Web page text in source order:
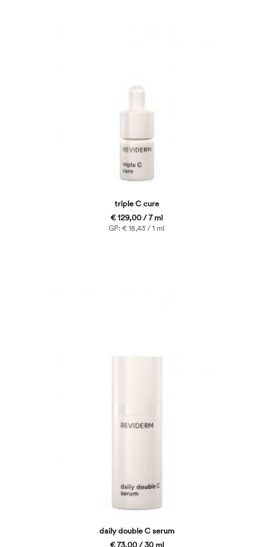
triple C cure
€ 129,00 / 7 ml
GP: € 18,43 / 1 ml
daily double C serum
€ 73,00 / 30 ml